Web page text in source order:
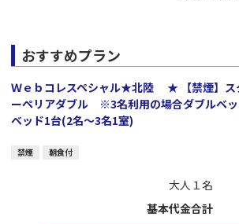
おすすめプラン
Ｗｅｂコレスペシャル★北陸 ★ 【禁煙】ス
ーペリアダブル ※3名利用の場合ダブルベッ
ベッド1台(2名～3名1室)
禁煙 朝食付
大人１名
基本代金合計